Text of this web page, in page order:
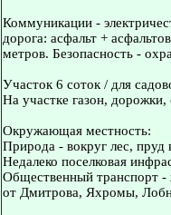
Коммуникации -
дорога: асфальт +
метров. Безопасность -
Участок 6 соток / для
На участке газон,
Окружающая местность:
Природа - вокруг лес, пруд
Недалеко поселковая
Общественный транспорт
от Дмитрова, Яхромы,